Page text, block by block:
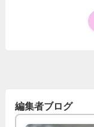
編集者ブログ